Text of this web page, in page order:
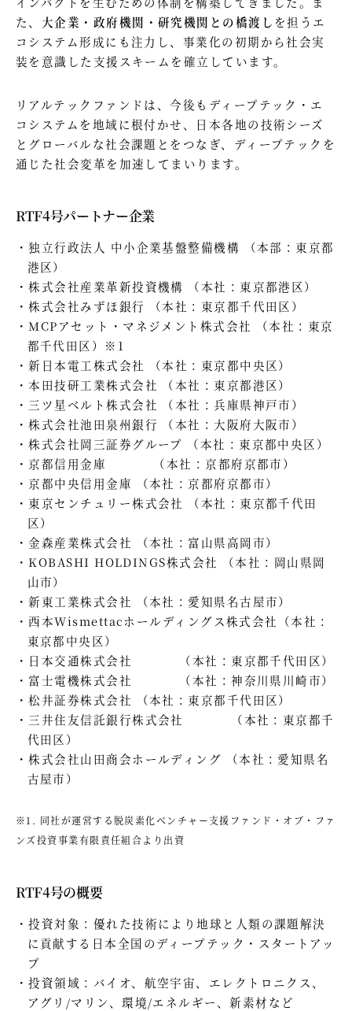
た、 大企業・政府機関・研究機関との橋渡し を担うエ
コシステム形成にも注力し、事業化の初期から社会実
装を意識した支援スキームを確立しています。
リアルテックファンドは、今後もディープテック・エ
コシステムを地域に根付かせ、日本各地の技術シーズ
とグローバルな社会課題とをつなぎ、ディープテックを
通じた社会変革を加速してまいります。
RTF4号パートナー企業
独立行政法人 中小企業基盤整備機構 （本部：東京都
港区）
株式会社産業革新投資機構 （本社：東京都港区）
株式会社みずほ銀行 （本社：東京都千代田区）
MCPアセット・マネジメント株式会社 （本社：東京
都千代田区）※1
新日本電工株式会社 （本社：東京都中央区）
本田技研工業株式会社 （本社：東京都港区）
三ツ星ベルト株式会社 （本社：兵庫県神戸市）
株式会社池田泉州銀行 （本社：大阪府大阪市）
株式会社岡三証券グループ （本社：東京都中央区）
京都信用金庫 （本社：京都府京都市）
京都中央信用金庫 （本社：京都府京都市）
東京センチュリー株式会社 （本社：東京都千代田
区）
金森産業株式会社 （本社：富山県高岡市）
KOBASHI HOLDINGS株式会社 （本社：岡山県岡
山市）
新東工業株式会社 （本社：愛知県名古屋市）
西本Wismettacホールディングス株式会社（本社：
東京都中央区）
日本交通株式会社 （本社：東京都千代田区）
富士電機株式会社 （本社：神奈川県川崎市）
松井証券株式会社 （本社：東京都千代田区）
三井住友信託銀行株式会社 （本社：東京都千
代田区）
株式会社山田商会ホールディング （本社：愛知県名
古屋市）
※1. 同社が運営する脱炭素化ベンチャー支援ファンド・オブ・ファ
ンズ投資事業有限責任組合より出資
RTF4号の概要
投資対象：優れた技術により地球と人類の課題解決
に貢献する日本全国のディープテック・スタートアッ
プ
投資領域：バイオ、航空宇宙、エレクトロニクス、
アグリ/マリン、環境/エネルギー、新素材など